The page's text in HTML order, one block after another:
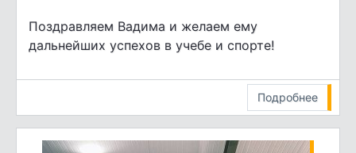
Поздравляем Вадима и желаем ему
дальнейших успехов в учебе и спорте!
Подробнее